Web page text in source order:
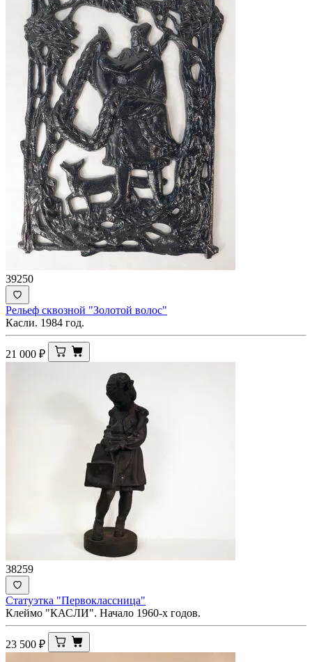
39250
Рельеф сквозной "Золотой волос"
Касли. 1984 год.
21 000 ₽
38259
Статуэтка "Первоклассница"
Клеймо "КАСЛИ". Начало 1960-х годов.
23 500 ₽